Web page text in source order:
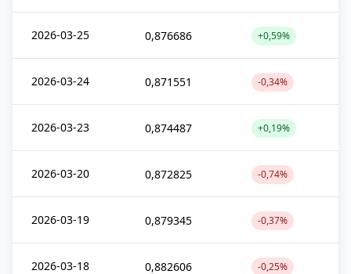
2026-03-25 0,876686 +0,59%
2026-03-24 0,871551 -0,34%
2026-03-23 0,874487 +0,19%
2026-03-20 0,872825 -0,74%
2026-03-19 0,879345 -0,37%
2026-03-18 0,882606 -0,25%